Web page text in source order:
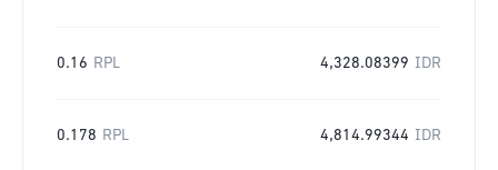
0.16 RPL 4,328.08399 IDR
0.178 RPL 4,814.99344 IDR